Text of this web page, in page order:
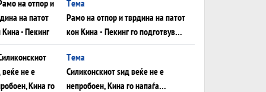
глобален енергетски инфаркт?
Tема
Рамо на отпор и тврдина на патот
кон Кина - Пекинг го подготвува
Иран за американска копнена
инвазија
Tема
Силиконскиот ѕид веќе не е
непробоен, Кина го напаѓа